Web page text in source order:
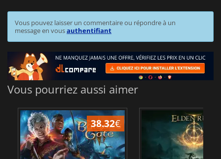
Vous pouvez laisser un commentaire ou répondre à un
message en vousauthentifiant
Vous pourriez aussi aimer
38.32€